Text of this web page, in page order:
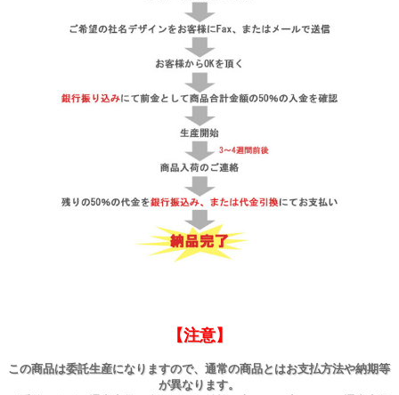
【注意】
この商品は委託生産になりますので、通常の商品とはお支払方法や納期等
が異なります。